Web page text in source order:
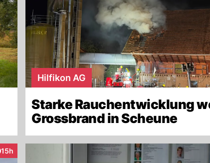
Hilfikon AG
Starke Rauchentwicklung
Grossbrand in Scheune
Artikel veröffentlicht:
15h